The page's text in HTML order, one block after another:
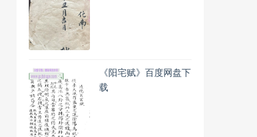
《阳宅赋》百度网盘下
载